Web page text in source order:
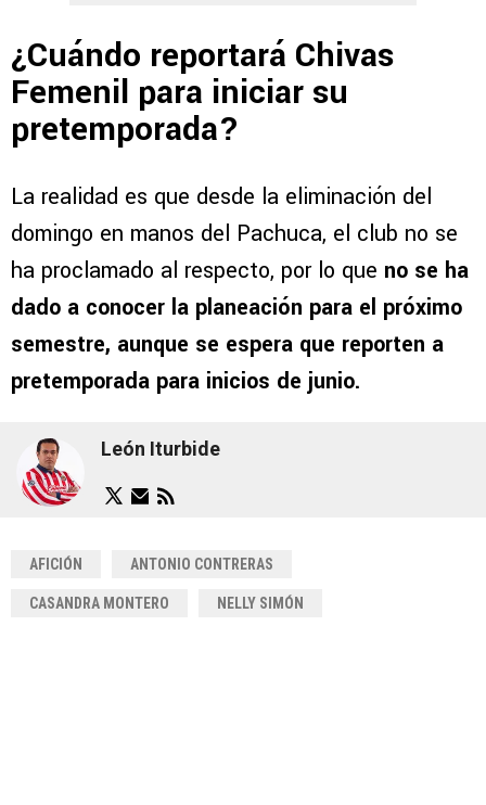
¿Cuándo reportará Chivas
Femenil para iniciar su
pretemporada?
La realidad es que desde la eliminación del
domingo en manos del Pachuca, el club no se
ha proclamado al respecto, por lo que no se ha
dado a conocer la planeación para el próximo
semestre, aunque se espera que reporten a
pretemporada para inicios de junio.
León Iturbide
AFICIÓN ANTONIO CONTRERAS
CASANDRA MONTERO NELLY SIMÓN